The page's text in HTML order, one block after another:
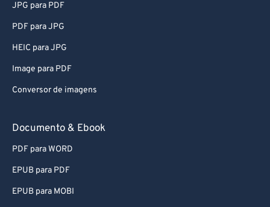
JPG para PDF
PDF para JPG
HEIC para JPG
Image para PDF
Conversor de imagens
Documento & Ebook
PDF para WORD
EPUB para PDF
EPUB para MOBI